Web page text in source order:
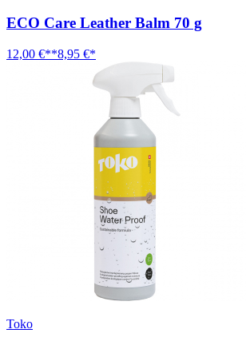
ECO Care Leather Balm 70 g
12,00 €**8,95 €*
Toko